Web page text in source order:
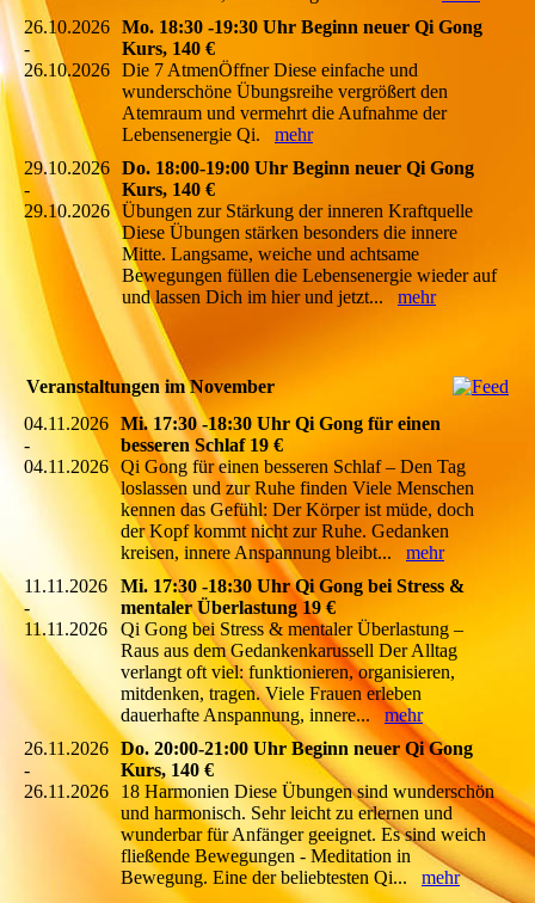
26.10.2026
-
26.10.2026
Mo. 18:30 -19:30 Uhr Beginn neuer Qi Gong
Kurs, 140 €
Die 7 AtmenÖffner Diese einfache und
wunderschöne Übungsreihe vergrößert den
Atemraum und vermehrt die Aufnahme der
Lebensenergie Qi. mehr
29.10.2026
-
29.10.2026
Do. 18:00-19:00 Uhr Beginn neuer Qi Gong
Kurs, 140 €
Übungen zur Stärkung der inneren Kraftquelle
Diese Übungen stärken besonders die innere
Mitte. Langsame, weiche und achtsame
Bewegungen füllen die Lebensenergie wieder auf
und lassen Dich im hier und jetzt... mehr
Veranstaltungen im November
04.11.2026
-
04.11.2026
Mi. 17:30 -18:30 Uhr Qi Gong für einen
besseren Schlaf 19 €
Qi Gong für einen besseren Schlaf – Den Tag
loslassen und zur Ruhe finden Viele Menschen
kennen das Gefühl: Der Körper ist müde, doch
der Kopf kommt nicht zur Ruhe. Gedanken
kreisen, innere Anspannung bleibt... mehr
11.11.2026
-
11.11.2026
Mi. 17:30 -18:30 Uhr Qi Gong bei Stress &
mentaler Überlastung 19 €
Qi Gong bei Stress & mentaler Überlastung –
Raus aus dem Gedankenkarussell Der Alltag
verlangt oft viel: funktionieren, organisieren,
mitdenken, tragen. Viele Frauen erleben
dauerhafte Anspannung, innere...mehr
26.11.2026
-
26.11.2026
Do. 20:00-21:00 Uhr Beginn neuer Qi Gong
Kurs, 140 €
18 Harmonien Diese Übungen sind wunderschön
und harmonisch. Sehr leicht zu erlernen und
wunderbar für Anfänger geeignet. Es sind weich
fließende Bewegungen - Meditation in
Bewegung. Eine der beliebtesten Qi... mehr